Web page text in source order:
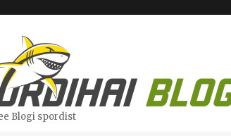
Blogi spordist